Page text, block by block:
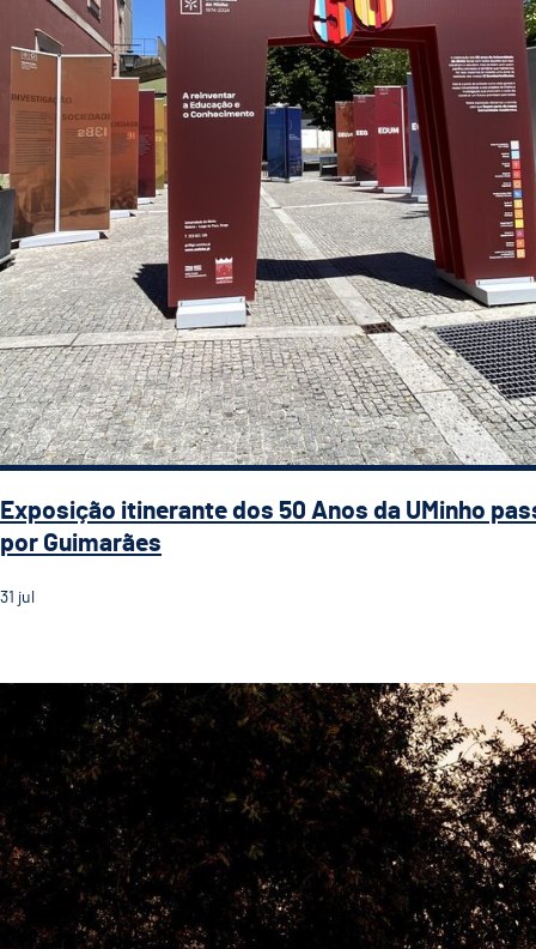
Exposição itinerante dos 50 Anos da UMinho
por Guimarães
31 jul
UMinho está entre as 300 melhores do mundo na